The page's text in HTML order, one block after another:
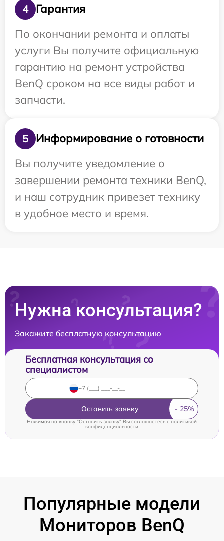
4
Гарантия
По окончании ремонта и оплаты
услуги Вы получите официальную
гарантию на ремонт устройства
BenQ сроком на все виды работ и
запчасти.
5
Информирование о готовности
Вы получите уведомление о
завершении ремонта техники BenQ,
и наш сотрудник привезет технику
в удобное место и время.
Нужна консультация?
Закажите бесплатную консультацию
Бесплатная консультация со
специалистом
Оставить заявку
Нажимая на кнопку "Оставить заявку" Вы соглашаетесь cполитикой
конфиденциальности
Популярные модели
Мониторов BenQ